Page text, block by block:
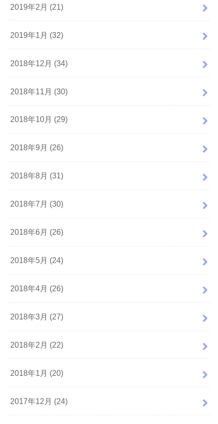
2019年2月 (21)
2019年1月 (32)
2018年12月 (34)
2018年11月 (30)
2018年10月 (29)
2018年9月 (26)
2018年8月 (31)
2018年7月 (30)
2018年6月 (26)
2018年5月 (24)
2018年4月 (26)
2018年3月 (27)
2018年2月 (22)
2018年1月 (20)
2017年12月 (24)